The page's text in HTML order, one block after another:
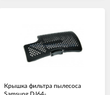
Крышка фильтра пылесоса